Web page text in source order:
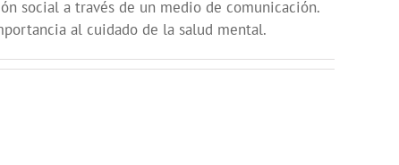
social a través de un medio de comunicación.
al cuidado de la salud mental.